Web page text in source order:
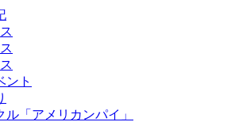
ント
「アメリカンパイ」